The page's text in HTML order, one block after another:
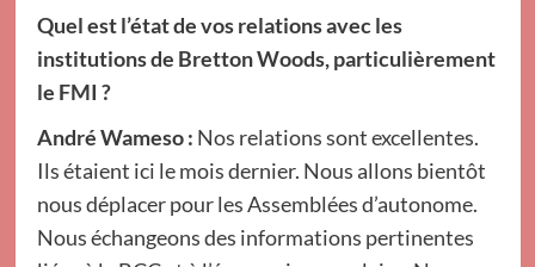
Quel est l’état de vos relations avec les
institutions de Bretton Woods, particulièrement
le FMI ?
André Wameso : Nos relations sont excellentes.
Ils étaient ici le mois dernier. Nous allons bientôt
nous déplacer pour les Assemblées d’autonome.
Nous échangeons des informations pertinentes